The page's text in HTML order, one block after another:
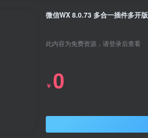
微信WX 8.0.73 多合一插件多开版
此内容为免费资源，请登录后查看
￥ 0